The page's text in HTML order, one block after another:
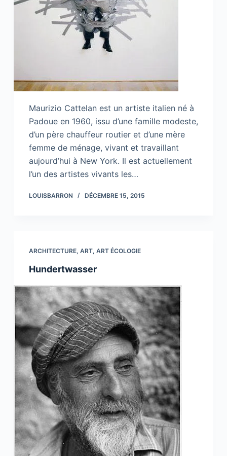
Maurizio Cattelan est un artiste italien né à
Padoue en 1960, issu d’une famille modeste,
d’un père chauffeur routier et d’une mère
femme de ménage, vivant et travaillant
aujourd’hui à New York. Il est actuellement
l’un des artistes vivants les…
LOUISBARRON DÉCEMBRE 15, 2015
ARCHITECTURE, ART, ART ÉCOLOGIE
Hundertwasser